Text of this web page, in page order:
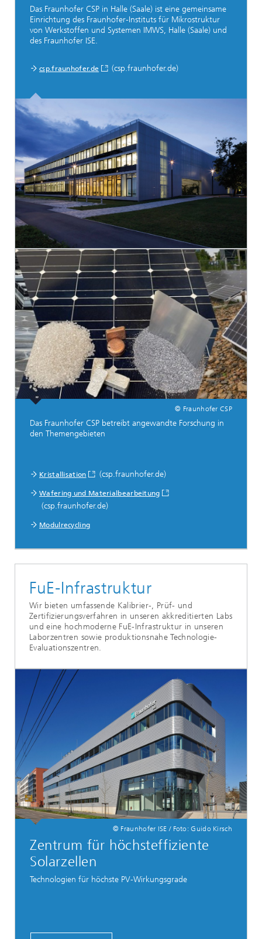
Das Fraunhofer CSP in Halle (Saale) ist eine gemeinsame
Einrichtung des Fraunhofer-Instituts für Mikrostruktur
von Werkstoffen und Systemen IMWS, Halle (Saale) und
des Fraunhofer ISE.
csp.fraunhofer.de (csp.fraunhofer.de)
© Fraunhofer CSP
Das Fraunhofer CSP betreibt angewandte Forschung in
den Themengebieten
Kristallisation (csp.fraunhofer.de)
Wafering und Materialbearbeitung
(csp.fraunhofer.de)
Modulrecycling
FuE-Infrastruktur
Wir bieten umfassende Kalibrier-, Prüf- und
Zertifizierungsverfahren in unseren akkreditierten Labs
und eine hochmoderne FuE-Infrastruktur in unseren
Laborzentren sowie produktionsnahe Technologie-
Evaluationszentren.
© Fraunhofer ISE / Foto: Guido Kirsch
Zentrum für höchst­effiziente
Solarzellen
Technologien für höchste PV-Wirkungsgrade